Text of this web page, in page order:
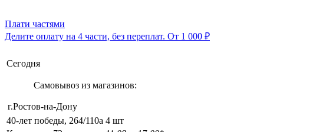
Плати частями
Делите оплату на 4 части, без переплат. От 1 000 ₽
Сегодня
Самовывоз из магазинов:
г.Ростов-на-Дону
40-лет победы, 264/110а 4 шт